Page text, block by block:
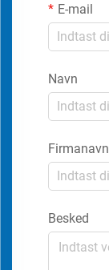
E-mail
Navn
Firmanavn
Besked